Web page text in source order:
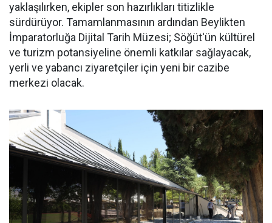
yaklaşılırken, ekipler son hazırlıkları titizlikle
sürdürüyor. Tamamlanmasının ardından Beylikten
İmparatorluğa Dijital Tarih Müzesi; Söğüt'ün kültürel
ve turizm potansiyeline önemli katkılar sağlayacak,
yerli ve yabancı ziyaretçiler için yeni bir cazibe
merkezi olacak.